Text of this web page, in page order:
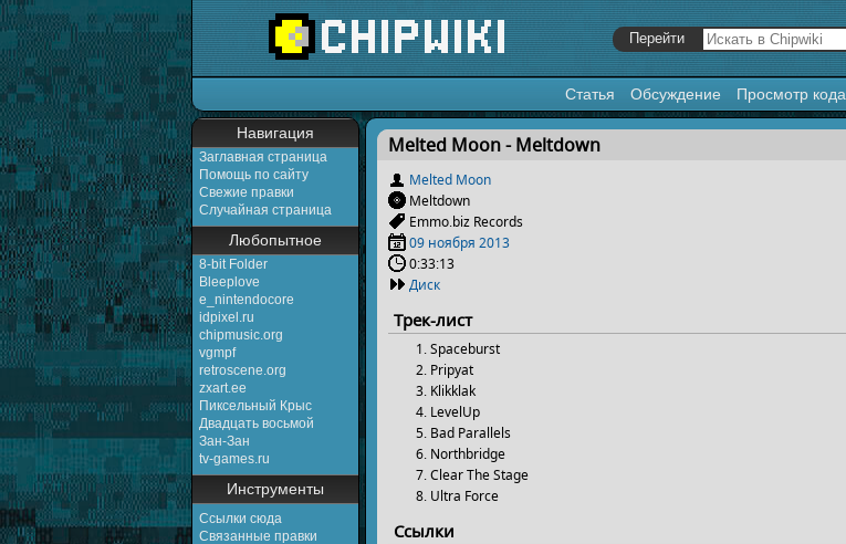
Статья Обсуждение Просмотр кода
Навигация
Заглавная страница
Помощь по сайту
Свежие правки
Случайная страница
Любопытное
8-bit Folder
Bleeplove
e_nintendocore
idpixel.ru
chipmusic.org
vgmpf
retroscene.org
zxart.ee
Пиксельный Крыс
Двадцать восьмой
Зан-Зан
tv-games.ru
Инструменты
Ссылки сюда
Связанные правки
Перейти к:навигация,поиск
Melted Moon - Meltdown
Melted Moon
Meltdown
Emmo.biz Records
09 ноября 2013
0:33:13
Диск
Трек-лист
Spaceburst
Pripyat
Klikklak
LevelUp
Bad Parallels
Northbridge
Clear The Stage
Ultra Force
Ссылки